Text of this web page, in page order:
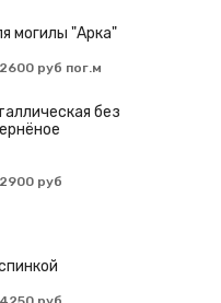
могилы "Арка"
руб пог.м
без
руб